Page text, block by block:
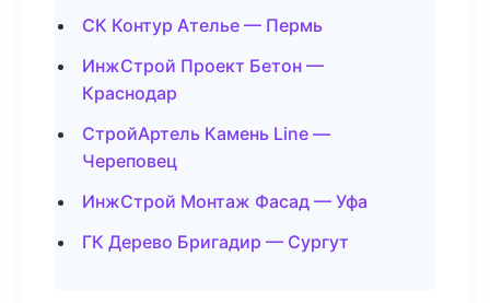
СК Контур Ателье — Пермь
ИнжСтрой Проект Бетон —
Краснодар
СтройАртель Камень Line —
Череповец
ИнжСтрой Монтаж Фасад — Уфа
ГК Дерево Бригадир — Сургут